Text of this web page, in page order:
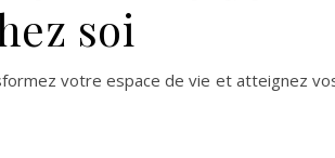
soi
votre espace de vie et atteignez